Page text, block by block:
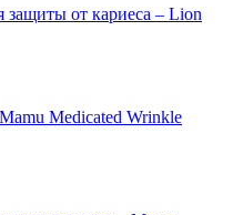
защиты от кариеса – Lion
Medicated Wrinkle